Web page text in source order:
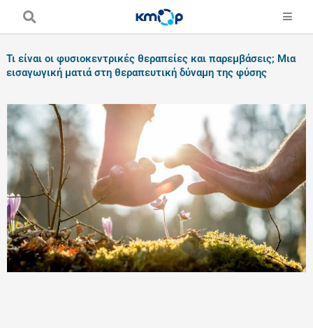
Τι είναι οι φυσιοκεντρικές θεραπείες και παρεμβάσεις; Μια
εισαγωγική ματιά στη θεραπευτική δύναμη της φύσης